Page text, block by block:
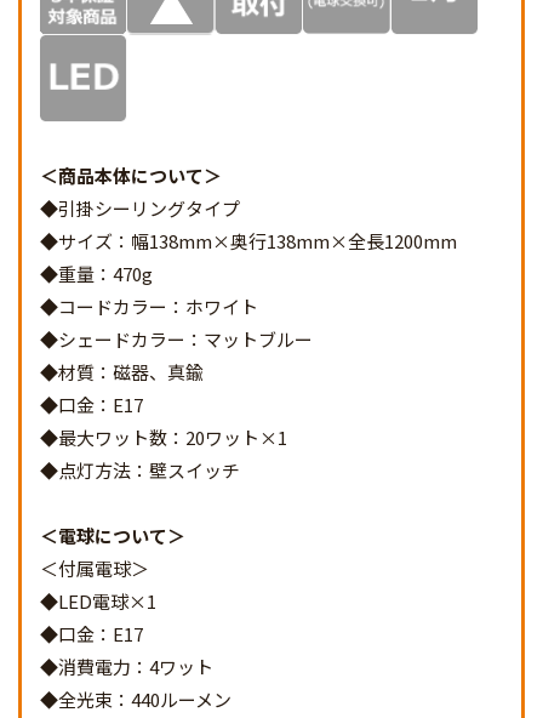
商品本体について
◆引掛シーリングタイプ
◆サイズ：幅138mm×奥行138mm×全長1200mm
◆重量：470g
◆コードカラー：ホワイト
◆シェードカラー：マットブルー
◆材質：磁器、真鍮
◆口金：E17
◆最大ワット数：20ワット×1
◆点灯方法：壁スイッチ
電球について
＜付属電球＞
◆LED電球×1
◆口金：E17
◆消費電力：4ワット
◆全光束：440ルーメン